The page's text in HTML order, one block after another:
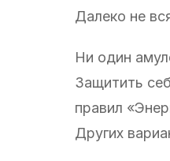
Далеко не
Ни один
Защитить
правил
Других